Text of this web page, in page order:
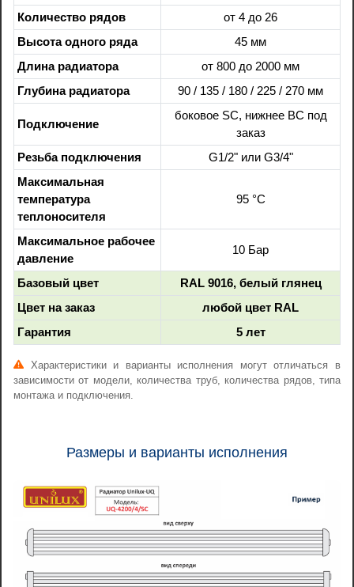
Количество рядов
от 4 до 26
Высота одного ряда
45 мм
Длина радиатора
от 800 до 2000 мм
Глубина радиатора
90 / 135 / 180 / 225 / 270 мм
Подключение
боковое SC, нижнее BC под
заказ
Резьба подключения
G1/2" или G3/4"
Максимальная
температура
теплоносителя
95 °C
Максимальное рабочее
давление
10 Бар
Базовый цвет
RAL 9016, белый глянец
Цвет на заказ
любой цвет RAL
Гарантия
5 лет
Характеристики и варианты исполнения могут отличаться в
зависимости от модели, количества труб, количества рядов, типа
монтажа и подключения.
Размеры и варианты исполнения